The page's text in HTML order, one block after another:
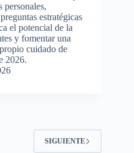
personales,
estratégicas
el potencial de la
y fomentar una
cuidado de
2026.
SIGUIENTE